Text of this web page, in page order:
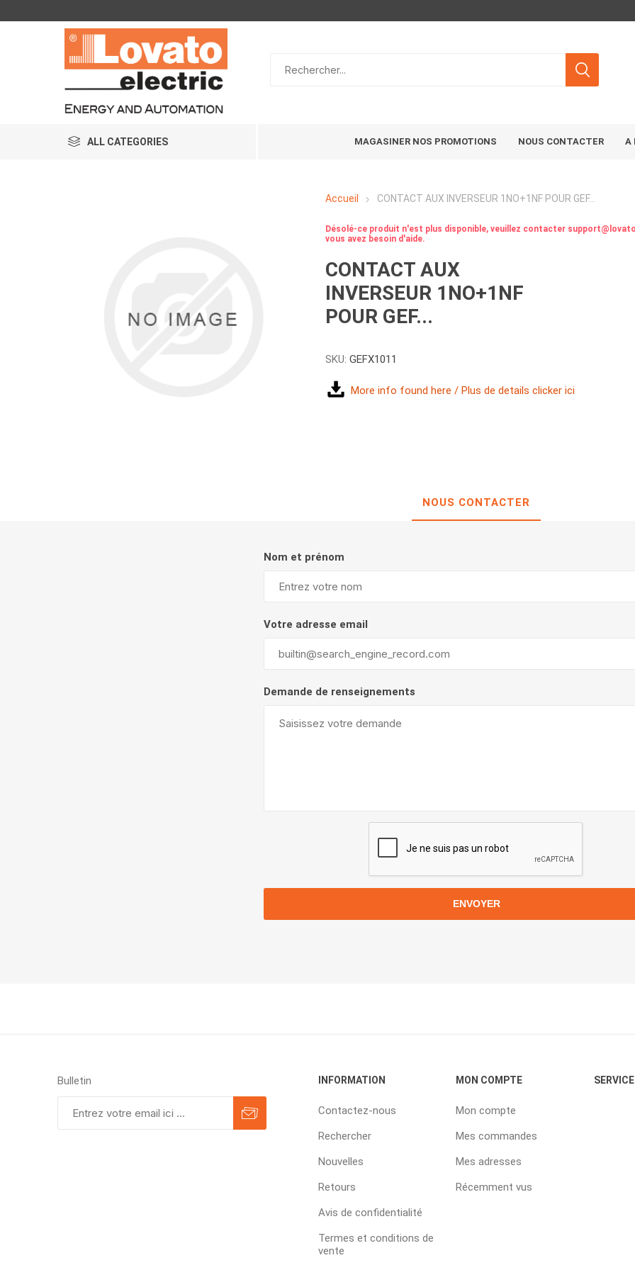
ALL CATEGORIES MAGASINER NOS PROMOTIONS NOUS CONTACTER A
Accueil CONTACT AUX INVERSEUR 1NO+1NF POUR GEF...
Désolé-ce produit n'est plus disponible, veuillez contacter
vous avez besoin d'aide.
CONTACT AUX
INVERSEUR 1NO+1NF
POUR GEF...
SKU: GEFX1011
More info found here / Plus de details clicker ici
NOUS CONTACTER
Nom et prénom
Votre adresse email
Demande de renseignements
ENVOYER
Bulletin INFORMATION
Contactez-nous
Rechercher
Nouvelles
Retours
Avis de confidentialité
Termes et conditions de
vente
MON COMPTE
Mon compte
Mes commandes
Mes adresses
Récemment vus